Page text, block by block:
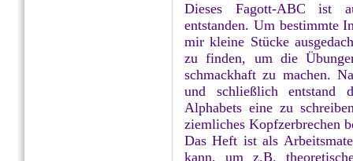
Dieses Fagott-ABC ist
entstanden. Um bestimmte
mir kleine Stücke
zu finden, um die
schmackhaft zu machen.
und schließlich entstand
Alphabets eine zu
ziemliches Kopfzerbrechen
Das Heft ist als
kann, um z.B.